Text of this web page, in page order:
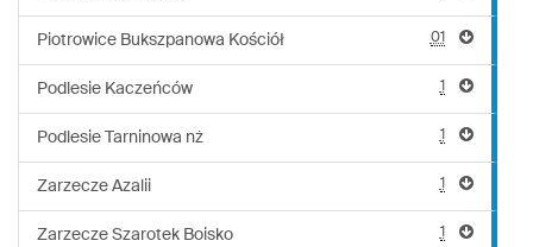
Piotrowice Bukszpanowa Kościół 01
Podlesie Kaczeńców 1
Podlesie Tarninowa nż 1
Zarzecze Azalii 1
Zarzecze Szarotek Boisko 1